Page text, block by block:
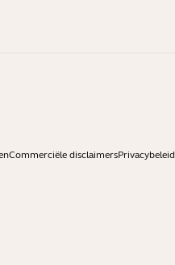
Commerciële disclaimersPrivacybeleid